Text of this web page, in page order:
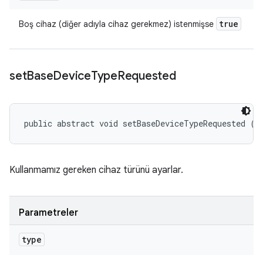
Boş cihaz (diğer adıyla cihaz gerekmez) istenmişse true
setBaseDeviceTypeRequested
public abstract void setBaseDeviceTypeRequested (
Kullanmamız gereken cihaz türünü ayarlar.
Parametreler
type